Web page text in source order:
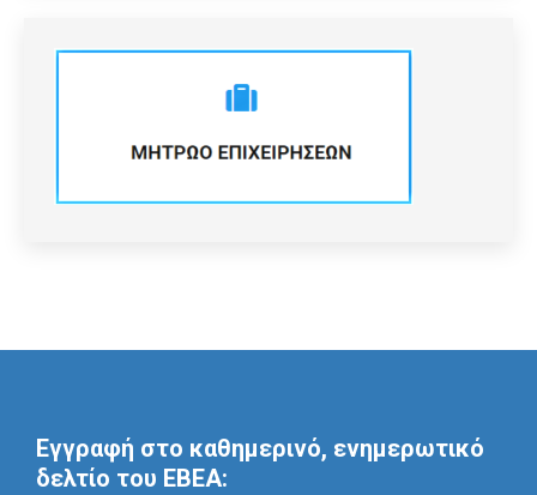
Εγγραφή στο καθημερινό, ενημερωτικό
δελτίο του ΕΒΕΑ: